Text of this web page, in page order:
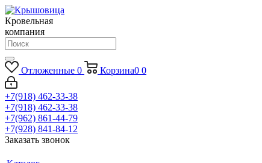
Кровельная
компания
Отложенные 0 Корзина0 0
+7(918) 462-33-38
+7(918) 462-33-38
+7(962) 861-44-79
+7(928) 841-84-12
Заказать звонок